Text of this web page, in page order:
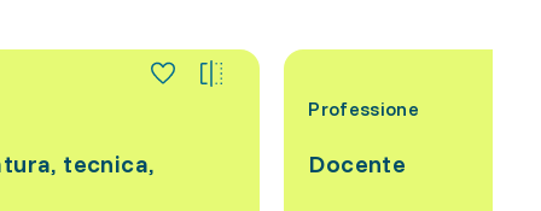
tecnica,
Professione
Docente